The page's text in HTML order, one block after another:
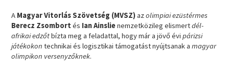
A Magyar Vitorlás Szövetség (MVSZ)azolimpiai ezüstérmes
Berecz Zsombort és Ian Ainslienemzetközileg elismertdél-
afrikai edzőtbízta meg a feladattal, hogy már a jövő évipárizsi
játékokontechnikai és logisztikai támogatást nyújtsanak amagyar
olimpikon versenyzőknek.